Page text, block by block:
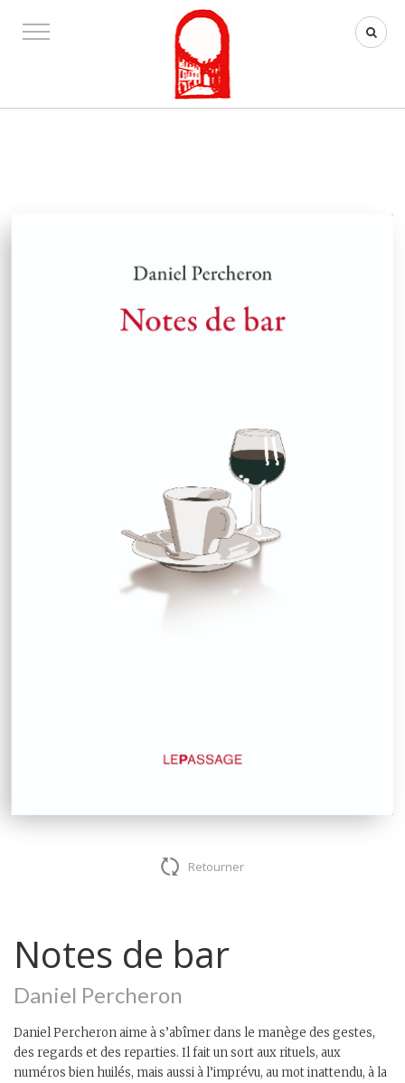
Retourner
Notes de bar
Daniel Percheron
Daniel Percheron aime à s’abîmer dans le manège des gestes,
des regards et des reparties. Il fait un sort aux rituels, aux
numéros bien huilés, mais aussi à l’imprévu, au mot inattendu, à la